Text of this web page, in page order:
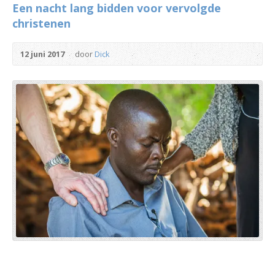
Een nacht lang bidden voor vervolgde
christenen
12 juni 2017 doorDick